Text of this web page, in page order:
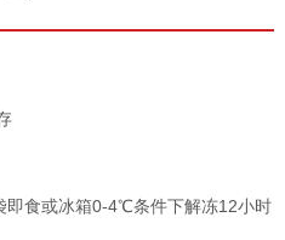
即食或冰箱0-4℃条件下解冻12小时